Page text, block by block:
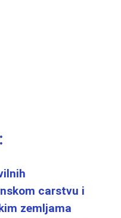
carstvu i
zemljama